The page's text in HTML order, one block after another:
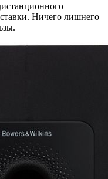
Ничего лишнего